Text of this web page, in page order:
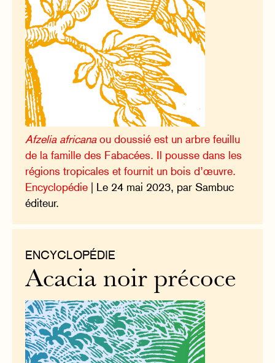
Afzelia africanaou doussié est un arbre feuillu
de la famille des Fabacées. Il pousse dans les
régions tropicales et fournit un bois d’œuvre.
Encyclopédie | Le 24 mai 2023, par Sambuc
éditeur.
ENCYCLOPÉDIE
Acacia noir précoce